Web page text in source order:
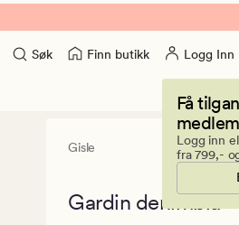
Søk Finn butikk Logg Inn
Få
Logg inn
fra 799,-
Gisle
Gardin denimblå